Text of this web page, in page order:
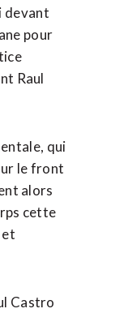
devant
pour
Raul
qui
le front
alors
‌cette
et
Castro